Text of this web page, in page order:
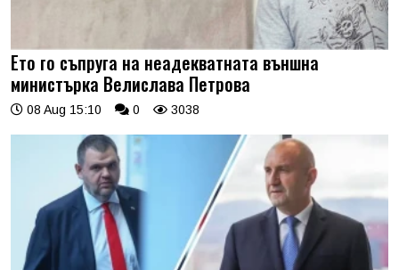
Ето го съпруга на неадекватната външна
министърка Велислава Петрова
08 Aug 15:10 0 3038